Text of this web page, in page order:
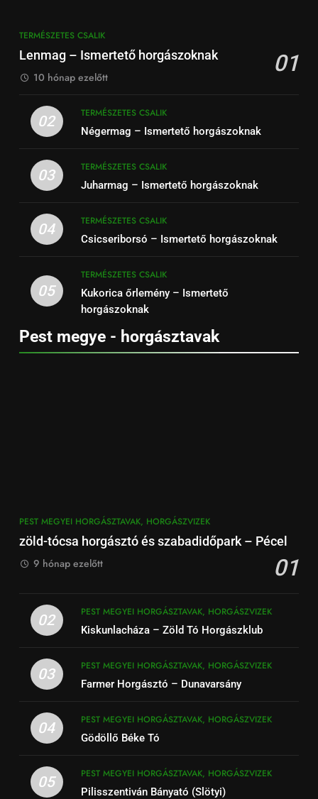
TERMÉSZETES CSALIK
Lenmag – Ismertető horgászoknak 01
10 hónap ezelőtt
02
TERMÉSZETES CSALIK
Négermag – Ismertető horgászoknak
03
TERMÉSZETES CSALIK
Juharmag – Ismertető horgászoknak
04
TERMÉSZETES CSALIK
Csicseriborsó – Ismertető horgászoknak
05
TERMÉSZETES CSALIK
Kukorica őrlemény – Ismertető
horgászoknak
Pest megye - horgásztavak
PEST MEGYEI HORGÁSZTAVAK, HORGÁSZVIZEK
zöld-tócsa horgásztó és szabadidőpark – Pécel
01
9 hónap ezelőtt
02
PEST MEGYEI HORGÁSZTAVAK, HORGÁSZVIZEK
Kiskunlacháza – Zöld Tó Horgászklub
03
PEST MEGYEI HORGÁSZTAVAK, HORGÁSZVIZEK
Farmer Horgásztó – Dunavarsány
04
PEST MEGYEI HORGÁSZTAVAK, HORGÁSZVIZEK
Gödöllő Béke Tó
05
PEST MEGYEI HORGÁSZTAVAK, HORGÁSZVIZEK
Pilisszentiván Bányató (Slötyi)